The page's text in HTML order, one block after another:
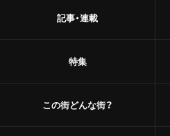
記事・連載
特集
この街どんな街？